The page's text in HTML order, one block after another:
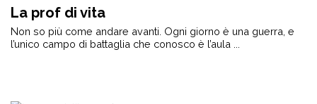
La prof di vita
Non so più come andare avanti. Ogni giorno è una guerra, e
l’unico campo di battaglia che conosco è l’aula ...